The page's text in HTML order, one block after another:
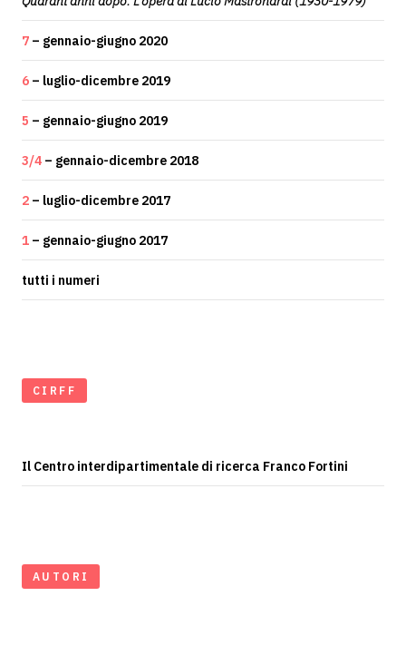
7 – gennaio-giugno 2020
6 – luglio-dicembre 2019
5 – gennaio-giugno 2019
3/4 – gennaio-dicembre 2018
2 – luglio-dicembre 2017
1 – gennaio-giugno 2017
tutti i numeri
CIRFF
Il Centro interdipartimentale di ricerca Franco Fortini
AUTORI